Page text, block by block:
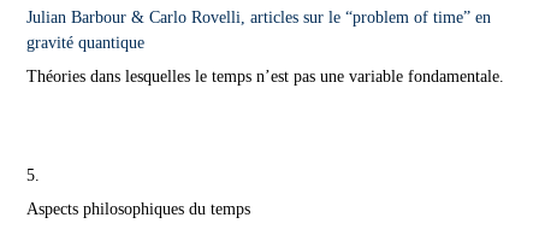
Julian Barbour & Carlo Rovelli, articles sur le “problem of time” en
gravité quantique
Théories dans lesquelles le temps n’est pas une variable fondamentale.
5.
Aspects philosophiques du temps